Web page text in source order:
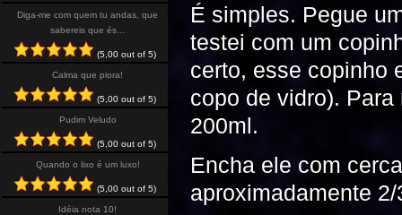
É simples. Pegue
testei com um
certo, esse copinho
copo de vidro).
200ml.
Encha ele com
aproximadamente
Diga-me com quem tu andas, que
sabereis que és…
(5,00 out of 5)
Calma que piora!
(5,00 out of 5)
Pudim Veludo
(5,00 out of 5)
Quando o lixo é um luxo!
(5,00 out of 5)
Idéia nota 10!